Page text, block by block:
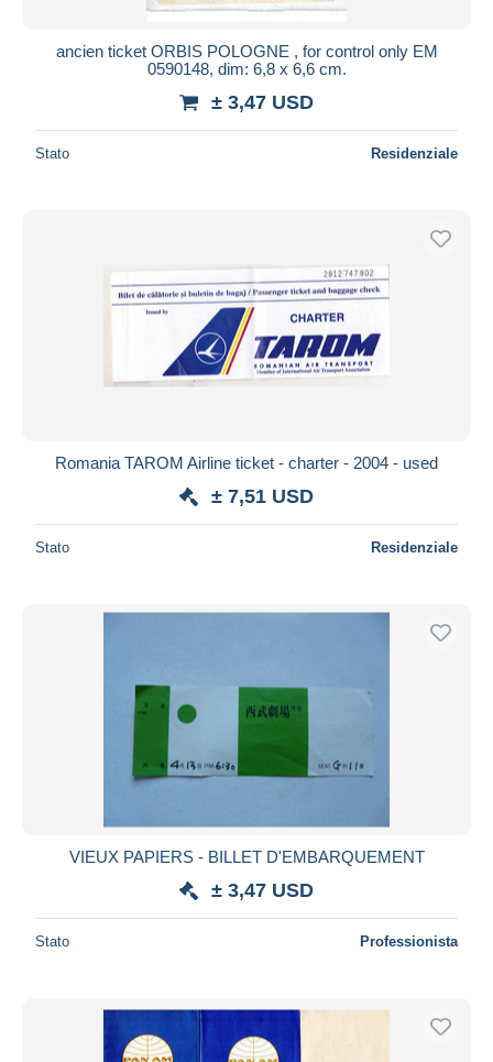
ancien ticket ORBIS POLOGNE , for control only EM
0590148, dim: 6,8 x 6,6 cm.
± 3,47 USD
Stato Residenziale
Romania TAROM Airline ticket - charter - 2004 - used
± 7,51 USD
Stato Residenziale
VIEUX PAPIERS - BILLET D'EMBARQUEMENT
± 3,47 USD
Stato Professionista